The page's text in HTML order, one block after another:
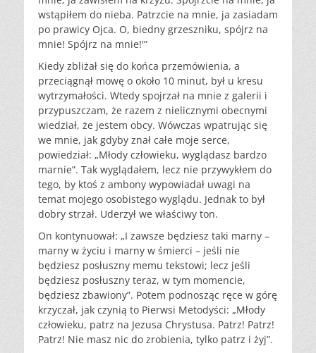
wstąpiłem do nieba. Patrzcie na mnie, ja zasiadam
po prawicy Ojca. O, biedny grzeszniku, spójrz na
mnie! Spójrz na mnie!'”
Kiedy zbliżał się do końca przemówienia, a
przeciągnął mowę o około 10 minut, był u kresu
wytrzymałości. Wtedy spojrzał na mnie z galerii i
przypuszczam, że razem z nielicznymi obecnymi
wiedział, że jestem obcy. Wówczas wpatrując się
we mnie, jak gdyby znał całe moje serce,
powiedział: „Młody człowieku, wyglądasz bardzo
marnie”. Tak wyglądałem, lecz nie przywykłem do
tego, by ktoś z ambony wypowiadał uwagi na
temat mojego osobistego wyglądu. Jednak to był
dobry strzał. Uderzył we właściwy ton.
On kontynuował: „I zawsze będziesz taki marny –
marny w życiu i marny w śmierci – jeśli nie
będziesz posłuszny memu tekstowi; lecz jeśli
będziesz posłuszny teraz, w tym momencie,
będziesz zbawiony”. Potem podnosząc ręce w górę
krzyczał, jak czynią to Pierwsi Metodyści: „Młody
człowieku, patrz na Jezusa Chrystusa. Patrz! Patrz!
Patrz! Nie masz nic do zrobienia, tylko patrz i żyj”.